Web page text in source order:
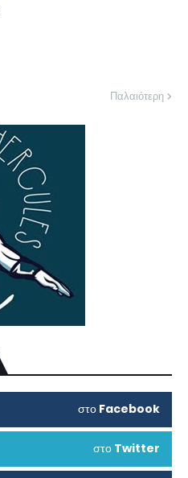
Παλαιότερη
στο Facebook
στο Twitter